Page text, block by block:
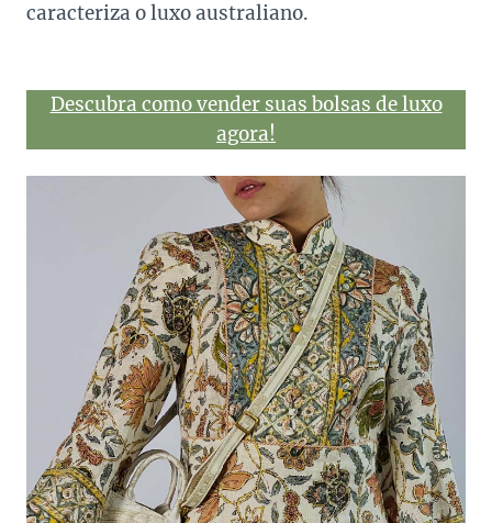
caracteriza o luxo australiano.
Descubra como vender suas bolsas de luxo
agora!